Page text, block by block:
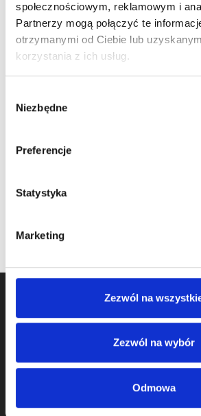
społecznościowym, reklamowym i
Partnerzy mogą połączyć te
otrzymanymi od Ciebie lub
korzystania z ich usług.
zgody
Niezbędne
Preferencje
Statystyka
Marketing
Zezwól na
Zezwól na wybór
Odmowa
Nr Art.:
eRSX zestaw
poziomych do wys.
Cena detaliczna (brutto)
na stanie